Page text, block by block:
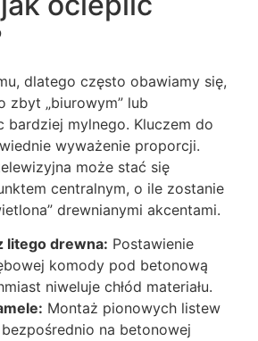
dlatego często obawiamy się,
zbyt „biurowym” lub
bardziej mylnego. Kluczem do
wyważenie proporcji.
może stać się
centralnym, o ile zostanie
drewnianymi akcentami.
litego drewna: Postawienie
komody pod betonową
niweluje chłód materiału.
Montaż pionowych listew
na betonowej